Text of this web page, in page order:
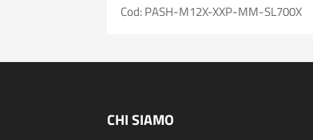
Cod: PASH-M12X-XXP-MM-SL700X
CHI SIAMO